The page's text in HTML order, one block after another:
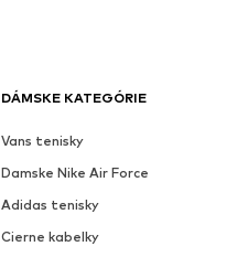
DÁMSKE KATEGÓRIE
Vans tenisky
Damske Nike Air Force
Adidas tenisky
Cierne kabelky